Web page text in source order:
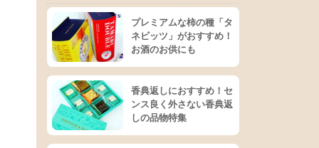
プレミアムな柿の種「タ
ネビッツ」がおすすめ！
お酒のお供にも
香典返しにおすすめ！セ
ンス良く外さない香典返
しの品物特集